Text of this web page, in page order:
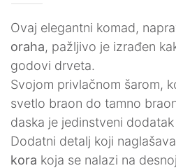
Ovaj elegantni komad,
oraha, pažljivo je izrađen
godovi drveta.
Svojom privlačnom šarom,
svetlo braon do tamno
daska je jedinstveni
Dodatni detalj koji
kora koja se nalazi na